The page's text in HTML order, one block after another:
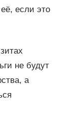
если это
не будут
а